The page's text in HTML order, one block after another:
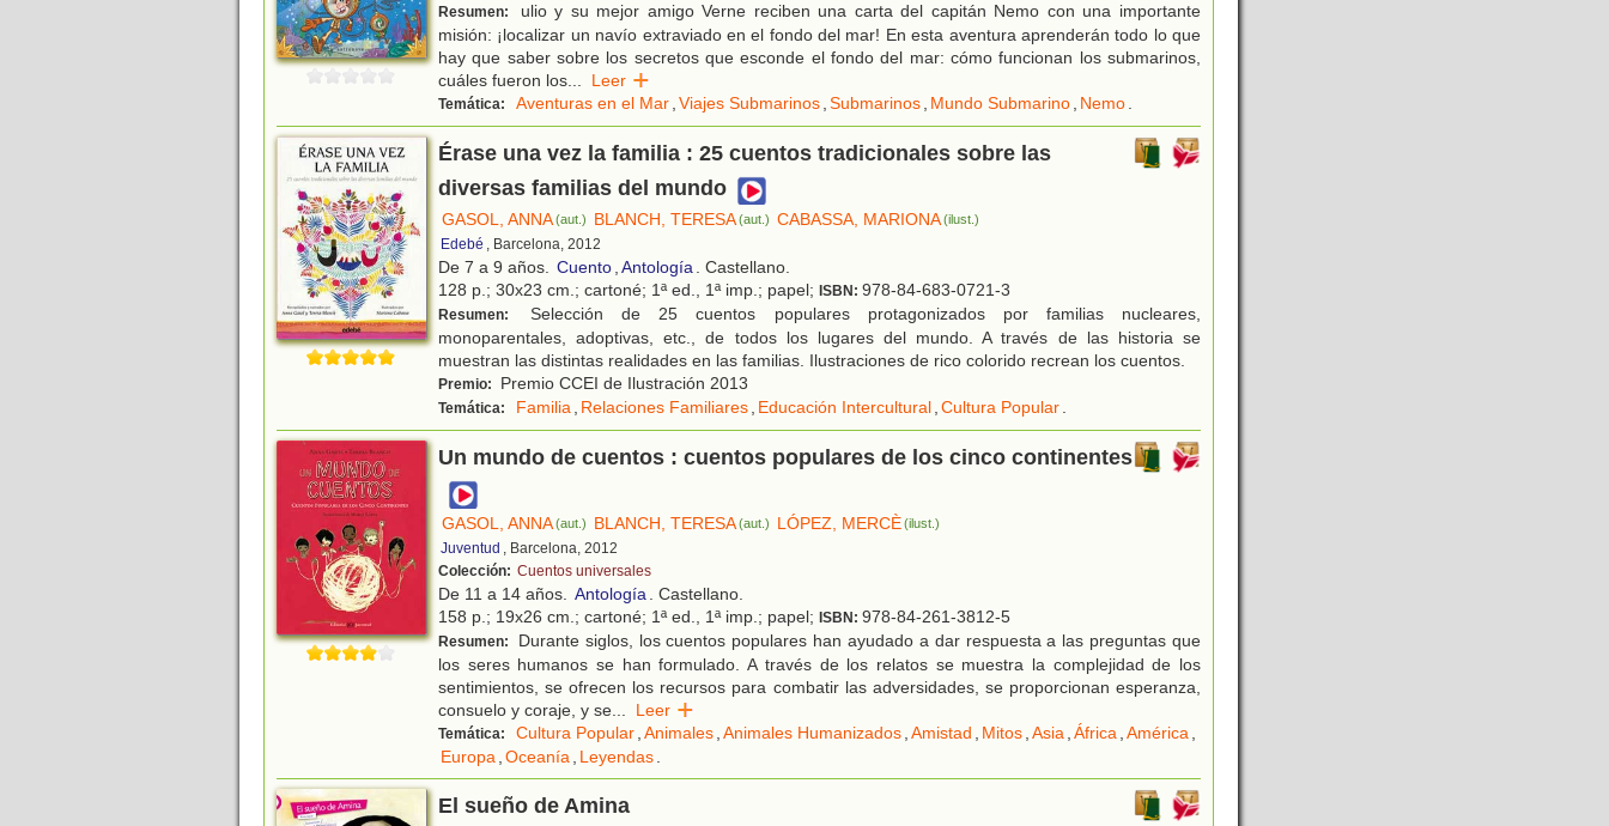
Resumen:
ulio y su mejor amigo Verne reciben una carta del capitán Nemo con una importante
misión: ¡localizar un navío extraviado en el fondo del mar! En esta aventura aprenderán todo lo que
hay que saber sobre los secretos que esconde el fondo del mar: cómo funcionan los submarinos,
cuáles fueron los... Leer
Temática: Aventuras en el Mar,Viajes Submarinos,Submarinos, Mundo Submarino, Nemo.
Érase una vez la familia : 25 cuentos tradicionales sobre las
diversas familias del mundo
GASOL, ANNA(aut.) BLANCH, TERESA(aut.) CABASSA, MARIONA(ilust.)
Edebé , Barcelona, 2012
De 7 a 9 años. Cuento,Antología. Castellano.
128 p.; 30x23 cm.; cartoné; 1ª ed., 1ª imp.; papel; ISBN: 978-84-683-0721-3
Resumen:
Selección de 25 cuentos populares protagonizados por familias nucleares,
monoparentales, adoptivas, etc., de todos los lugares del mundo. A través de las historia se
muestran las distintas realidades en las familias. Ilustraciones de rico colorido recrean los cuentos.
Premio: Premio CCEI de Ilustración 2013
Temática: Familia, Relaciones Familiares, Educación Intercultural,Cultura Popular.
Un mundo de cuentos : cuentos populares de los cinco continentes
GASOL, ANNA(aut.) BLANCH, TERESA(aut.) LÓPEZ, MERCÈ (ilust.)
Juventud , Barcelona, 2012
Colección: Cuentos universales
De 11 a 14 años. Antología. Castellano.
158 p.; 19x26 cm.; cartoné; 1ª ed., 1ª imp.; papel; ISBN: 978-84-261-3812-5
Resumen:
Durante siglos, los cuentos populares han ayudado a dar respuesta a las preguntas que
los seres humanos se han formulado. A través de los relatos se muestra la complejidad de los
sentimientos, se ofrecen los recursos para combatir las adversidades, se proporcionan esperanza,
consuelo y coraje, y se... Leer
Temática: Cultura Popular,Animales,Animales Humanizados,Amistad , Mitos,Asia,África,América,
Europa,Oceanía, Leyendas.
El sueño de Amina